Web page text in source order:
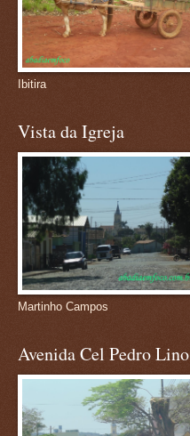
Ibitira
Vista da Igreja
Martinho Campos
Avenida Cel Pedro Lino